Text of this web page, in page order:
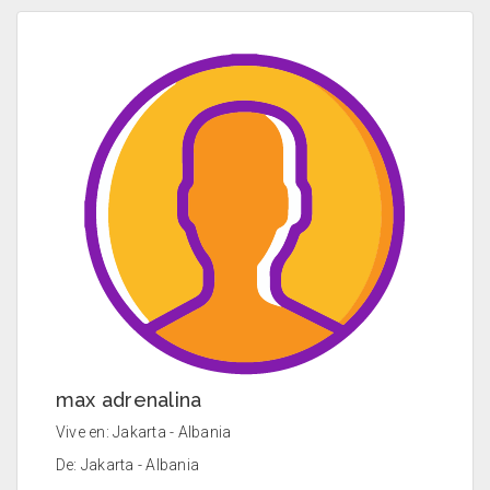
max adrenalina
Vive en: Jakarta - Albania
De: Jakarta - Albania